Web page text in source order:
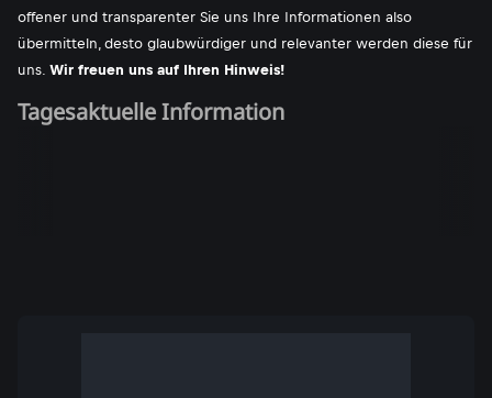
offener und transparenter Sie uns Ihre Informationen also
übermitteln, desto glaubwürdiger und relevanter werden diese für
uns. Wir freuen uns auf Ihren Hinweis!
Tagesaktuelle Information